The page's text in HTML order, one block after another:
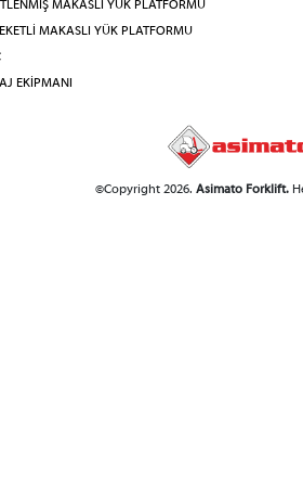
MAKASLI YÜK PLATFORMU
MAKASLI YÜK PLATFORMU
EKİPMANI
©Copyright 2026. Asimato Forklift.